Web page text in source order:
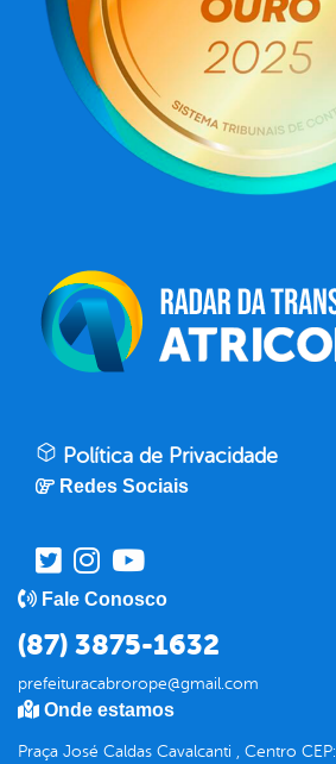
Política de Privacidade
Redes Sociais
Fale Conosco
(87) 3875-1632
prefeituracabrorope@gmail.com
Onde estamos
Praça José Caldas Cavalcanti , Centro